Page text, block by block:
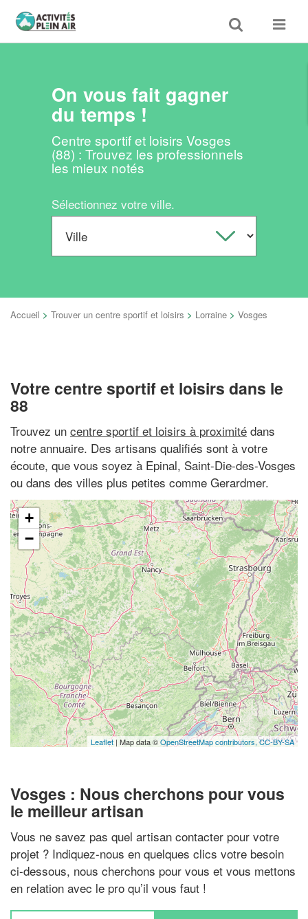
Toggle
search
Toggle
On vous fait gagner
du temps !
Centre sportif et loisirs Vosges
(88) : Trouvez les professionnels
les mieux notés
Sélectionnez votre ville.
Accueil > Trouver un centre sportif et loisirs > Lorraine > Vosges
Votre centre sportif et loisirs dans le
88
Trouvez un centre sportif et loisirs à proximité dans
notre annuaire. Des artisans qualifiés sont à votre
écoute, que vous soyez à Epinal, Saint-Die-des-Vosges
ou dans des villes plus petites comme Gerardmer.
+
−
Leaflet | Map data ©OpenStreetMap contributors,CC-BY-SA
Vosges : Nous cherchons pour vous
le meilleur artisan
Vous ne savez pas quel artisan contacter pour votre
projet ? Indiquez-nous en quelques clics votre besoin
ci-dessous, nous cherchons pour vous et vous mettons
en relation avec le pro qu’il vous faut !